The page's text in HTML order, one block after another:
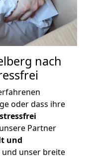
nach
oder dass ihre
Partner
und
und unser breite